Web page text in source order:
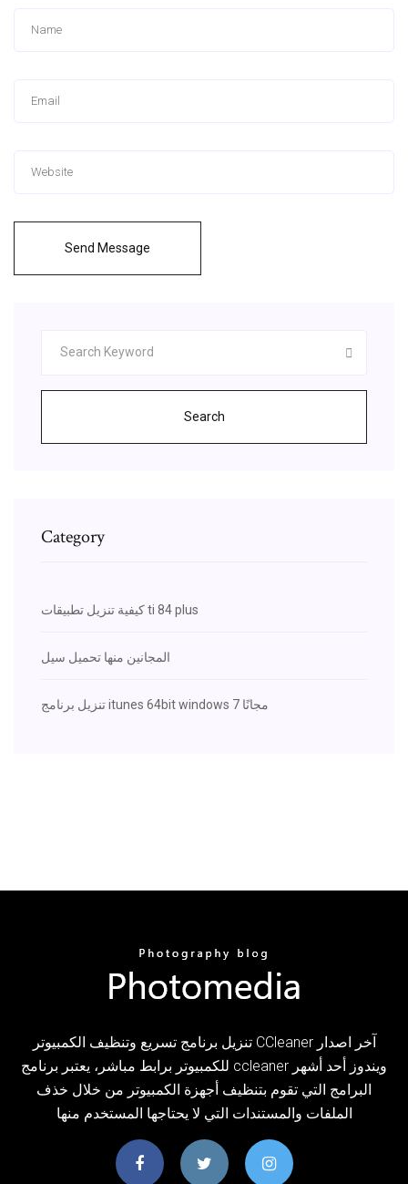
Send Message
Search
Category
كيفية تنزيل تطبيقات ti 84 plus
المجانين منها تحميل سيل
تنزيل برنامج itunes 64bit windows 7 مجانًا
تنزيل برنامج تسريع وتنظيف الكمبيوتر CCleaner آخر اصدار
للكمبيوتر برابط مباشر، يعتبر برنامج ccleaner ويندوز أحد أشهر
البرامج التي تقوم بتنظيف أجهزة الكمبيوتر من خلال خذف
الملفات والمستندات التي لا يحتاجها المستخدم منها